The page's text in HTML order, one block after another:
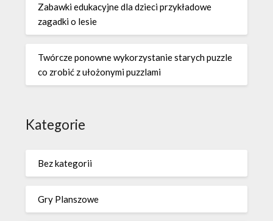
Zabawki edukacyjne dla dzieci przykładowe
zagadki o lesie
Twórcze ponowne wykorzystanie starych puzzle
co zrobić z ułożonymi puzzlami
Kategorie
Bez kategorii
Gry Planszowe